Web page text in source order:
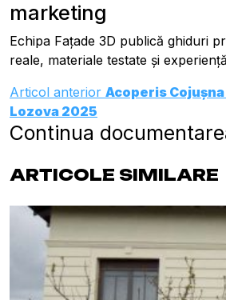
marketing
Echipa Fațade 3D publică ghiduri
reale, materiale testate și
Articol anterior Acoperis Cojușna
Lozova 2025
Continua
ARTICOLE SIMILARE